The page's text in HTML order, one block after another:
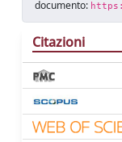
documento:
Citazioni